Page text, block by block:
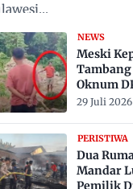
NEWS
Meski
Oknum
Belum
29 Juli 2026
PERISTIWA
Dua
Mandar
Pemilik